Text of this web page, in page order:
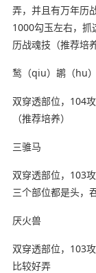
弄，并且有万年历
1000勾玉左右，抓
历战魂技（推荐培养
鹙（qiu）鹕（hu）
双穿透部位，104
（推荐培养）
三骓马
双穿透部位，103
三个部位都是头，
厌火兽
双穿透部位，103
比较好弄